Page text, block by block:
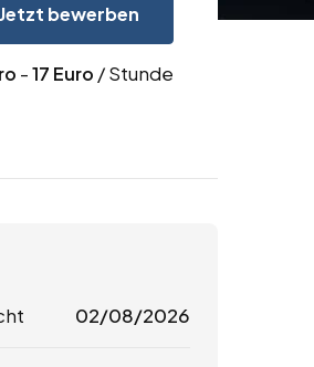
Jetzt bewerben
-17 Euro / Stunde
02/08/2026